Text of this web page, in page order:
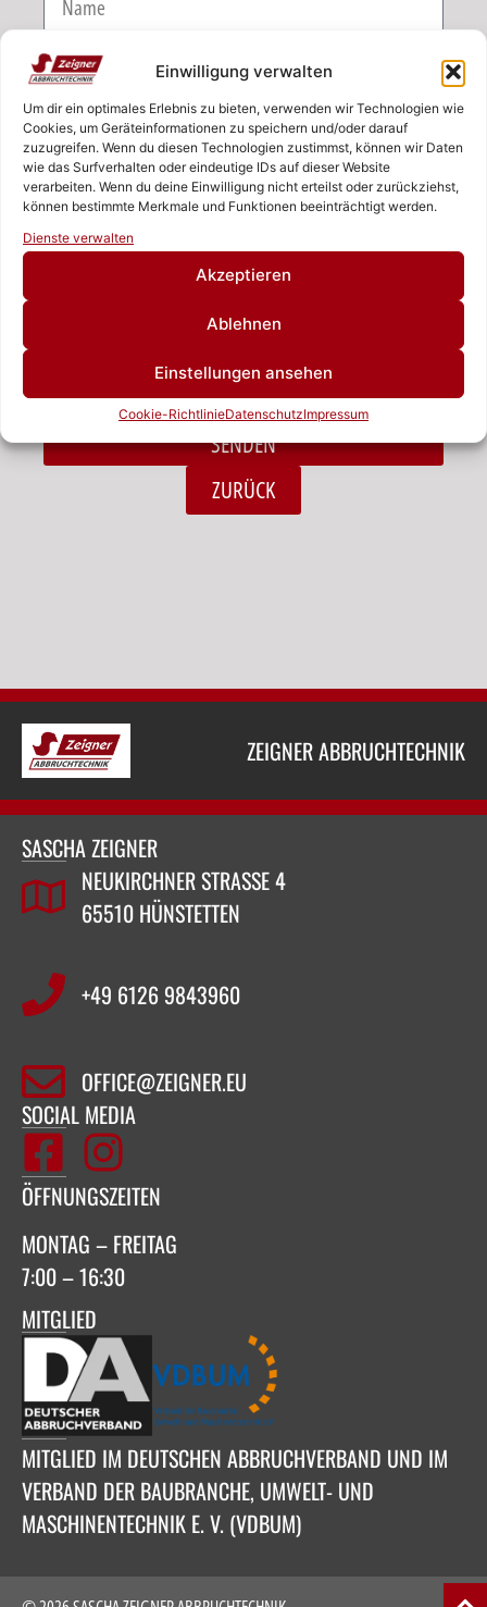
Einwilligung verwalten
Um dir ein optimales Erlebnis zu bieten, verwenden wir Technologien wie
Cookies, um Geräteinformationen zu speichern und/oder darauf
zuzugreifen. Wenn du diesen Technologien zustimmst, können wir Daten
wie das Surfverhalten oder eindeutige IDs auf dieser Website
verarbeiten. Wenn du deine Einwilligung nicht erteilst oder zurückziehst,
können bestimmte Merkmale und Funktionen beeinträchtigt werden.
Dienste verwalten
Akzeptieren
Ablehnen
Einstellungen ansehen
Cookie-RichtlinieDatenschutzImpressum
E-Mail
Telefon
Nachricht
Ich habe die Datenschutzerklärung zur Kenntnis
genommen.*
SENDEN
ZURÜCK
ZEIGNER ABBRUCHTECHNIK
SASCHA ZEIGNER
NEUKIRCHNER STRASSE 4
65510 HÜNSTETTEN
+49 6126 9843960‬
OFFICE@ZEIGNER.EU
SOCIAL MEDIA
ÖFFNUNGSZEITEN
MONTAG – FREITAG
7:00 – 16:30
MITGLIED
MITGLIED IM DEUTSCHEN ABBRUCHVERBAND UND IM
VERBAND DER BAUBRANCHE, UMWELT- UND
MASCHINENTECHNIK E. V. (VDBUM)
Rufen Sie uns an!